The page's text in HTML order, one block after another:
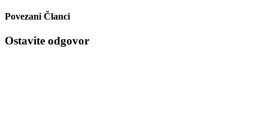
Povezani Članci
Ostavite odgovor